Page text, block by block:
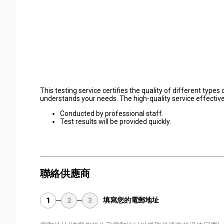
This testing service certifies the quality of different types
understands your needs. The high-quality service
Conducted by professional staff.
Test results will be provided quickly.
聯絡供應商
1 2 3 填寫您的電郵地址